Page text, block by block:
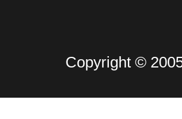
Copyright ©